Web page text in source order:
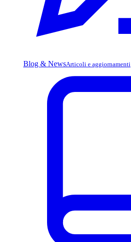
Blog & NewsArticoli e aggiornamenti